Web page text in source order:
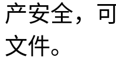
产安全，
文件。